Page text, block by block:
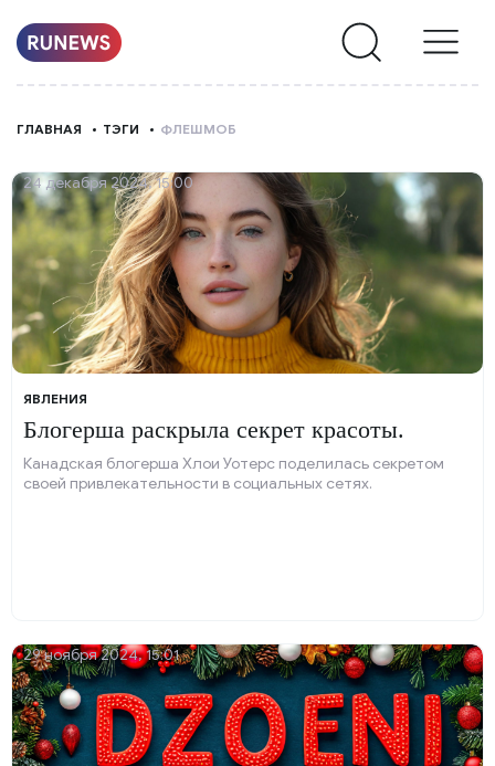
О
НАС
ГЛАВНАЯ ТЭГИ ФЛЕШМОБ
ЯВЛЕНИЯ
Блогерша раскрыла секрет красоты.
Канадская блогерша Хлои Уотерс поделилась секретом
своей привлекательности в социальных сетях.
24 декабря 2024, 15:00
29 ноября 2024, 15:01